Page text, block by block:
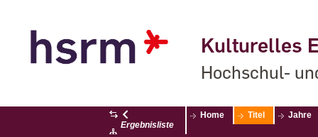
Kulturelles
Hochschul-
Ergebnisliste
Home Titel Jahre